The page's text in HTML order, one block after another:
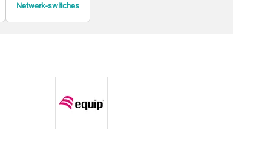
Netwerk-switches